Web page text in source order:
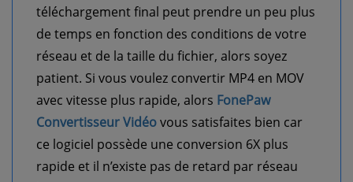
téléchargement final peut prendre un peu plus
de temps en fonction des conditions de votre
réseau et de la taille du fichier, alors soyez
patient. Si vous voulez convertir MP4 en MOV
avec vitesse plus rapide, alors FonePaw
Convertisseur Vidéovous satisfaites bien car
ce logiciel possède une conversion 6X plus
rapide et il n’existe pas de retard par réseau